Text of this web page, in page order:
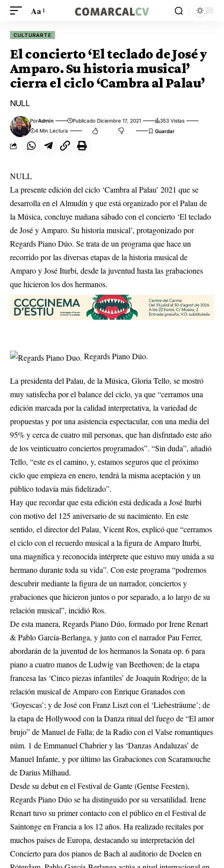
Aa
CULTURARTE
El concierto ‘El teclado de José y
Amparo. Su historia musical’
cierra el ciclo ‘Cambra al Palau’
NULL
PorAdmin Publicado Diciembre 17, 2021
353 Vistas
4 Min Lectura
NULL
La presente edición del ciclo ‘Cambra al Palau’ 2021 que se
desarrolla en el Almudín y que está organizado por el Palau de
la Música, concluye mañana sábado con el concierto ‘El teclado
de José y Amparo. Su historia musical’, protagonizado por
Regards Piano Dúo. Se trata de un programa que hace un
recorrido por las diversas etapas de la historia musical de
Amparo y José Iturbi, desde la juventud hasta las grabaciones
que hicieron los dos hermanos.
Regards Piano Dúo.
La presidenta del Palau, de la Música, Gloria Tello, se mostró
muy satisfecha por el balance del ciclo, ya que “cerramos una
edición marcada por la calidad interpretativa, la variedad de
propuestas y por una asistencia espectacular, con una media del
95% y cerca de cuatro mil personas, que han disfrutado este año
de los veinticuatro conciertos programados”. “Sin duda”, añadió
Tello, “este es el camino, y, estamos seguros que el próximo
ciclo que empieza en enero, tendrá la misma aceptación y un
público todavía más fidelizado”.
Hay que recordar que esta edición está dedicada a José Iturbi
con motivo del 125 aniversario de su nacimiento. En este
sentido, el director del Palau, Vicent Ros, explicó que “cerramos
el ciclo con el recuerdo musical a la figura de Amparo Iturbi,
una magnífica y reconocida intérprete que estuvo muy unida a su
hermano durante toda su vida”. Con este programa “podremos
descubrir mediante la figura de un narrador, conciertos y
grabaciones que hicieron juntos o por separado, a lo largo de su
relación musical”, incidió Ros.
De esta manera, Regards Piano Dúo, formado por Irene Renart
& Pablo García-Berlanga, y junto con el narrador Pau Ferrer,
abordarán de la juventud de los hermanos la Sonata op. 6 para
piano a cuatro manos de Ludwig van Beethoven; de la etapa
francesa las ‘Cinco piezas infantiles’ de Joaquín Rodrigo; de la
relación musical de Amparo con Enrique Granados con
‘Goyescas’; y de José con Franz Liszt con el ‘Liebesträume’; de
la etapa de Hollywood con la Danza ritual del fuego de “El amor
brujo” de Manuel de Falla; de la Radio con el Valse romantiques
núm. 1 de Emmanuel Chabrier y las ‘Danzas Andaluzas’ de
Manuel Infante, y por último las Grabaciones con Scaramouche
de Darius Milhaud.
Desde su debut en el Festival de Gante (Gentse Feesten),
Regards Piano Dúo se ha distinguido por su versatilidad. Irene
Renart tuvo su primer contacto con el público en el Festival de
Saintonge en Francia a los 12 años. Ha realizado recitales por
muchos países de Europa, destacando su interpretación del
Concierto para dos pianos de Bach al auditorio de Doelen en